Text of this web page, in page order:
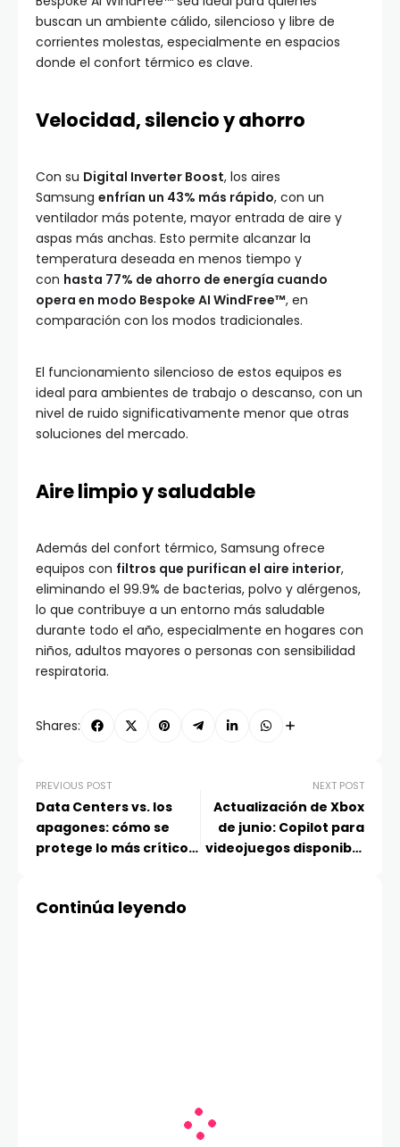
buscan un ambiente cálido, silencioso y libre de
corrientes molestas, especialmente en espacios
donde el confort térmico es clave.
Velocidad, silencio y ahorro
Con su Digital Inverter Boost, los aires
Samsung enfrían un 43% más rápido, con un
ventilador más potente, mayor entrada de aire y
aspas más anchas. Esto permite alcanzar la
temperatura deseada en menos tiempo y
con hasta 77% de ahorro de energía cuando
opera en modo Bespoke AI WindFree™, en
comparación con los modos tradicionales.
El funcionamiento silencioso de estos equipos es
ideal para ambientes de trabajo o descanso, con un
nivel de ruido significativamente menor que otras
soluciones del mercado.
Aire limpio y saludable
Además del confort térmico, Samsung ofrece
equipos con filtros que purifican el aire interior,
eliminando el 99.9% de bacterias, polvo y alérgenos,
lo que contribuye a un entorno más saludable
durante todo el año, especialmente en hogares con
niños, adultos mayores o personas con sensibilidad
respiratoria.
Shares:
PREVIOUS POST
Data Centers vs. los
apagones: cómo se
protege lo más crítico
NEXT POST
Actualización de Xbox
de junio: Copilot para
videojuegos disponible
Continúa leyendo